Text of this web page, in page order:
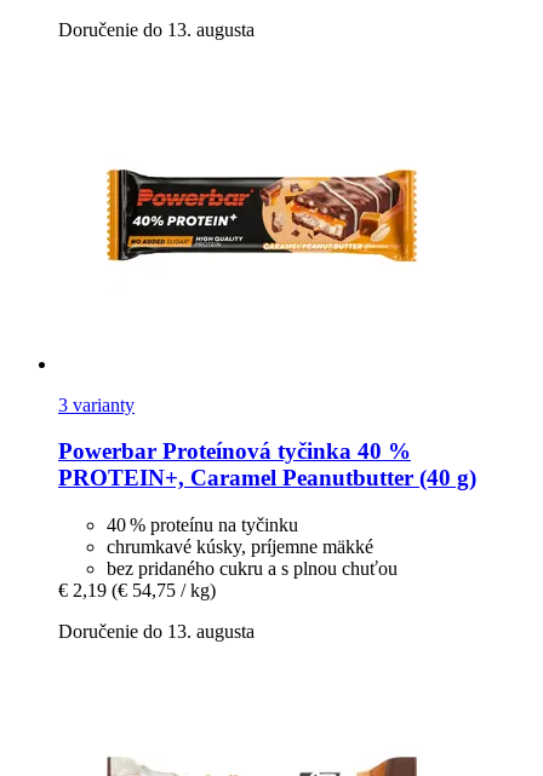
Doručenie do 13. augusta
3 varianty
Powerbar Proteínová tyčinka 40 %
PROTEIN+, Caramel Peanutbutter (40 g)
40 % proteínu na tyčinku
chrumkavé kúsky, príjemne mäkké
bez pridaného cukru a s plnou chuťou
€ 2,19 (€ 54,75 / kg)
Doručenie do 13. augusta